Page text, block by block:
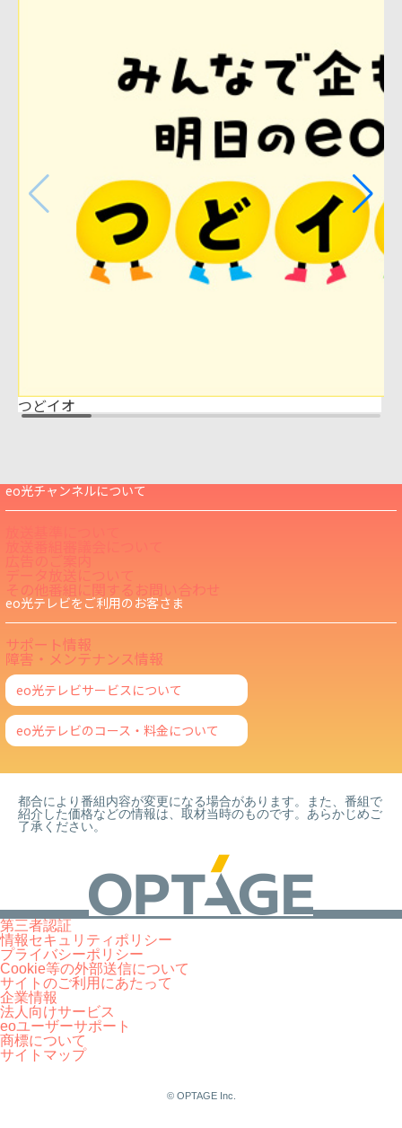
つどイオ
eo光チャンネルについて
データ放送について
その他番組に関するお問い合わせ
eo光テレビをご利用のお客さま
サポート情報
障害・メンテナンス情報
eo光テレビサービスについて
eo光テレビのコース・料金について
都合により番組内容が変更になる場合があります。また、番組で
紹介した価格などの情報は、取材当時のものです。あらかじめご
了承ください。
第三者認証
情報セキュリティポリシー
プライバシーポリシー
Cookie等の外部送信について
サイトのご利用にあたって
企業情報
法人向けサービス
eoユーザーサポート
商標について
サイトマップ
© OPTAGE Inc.